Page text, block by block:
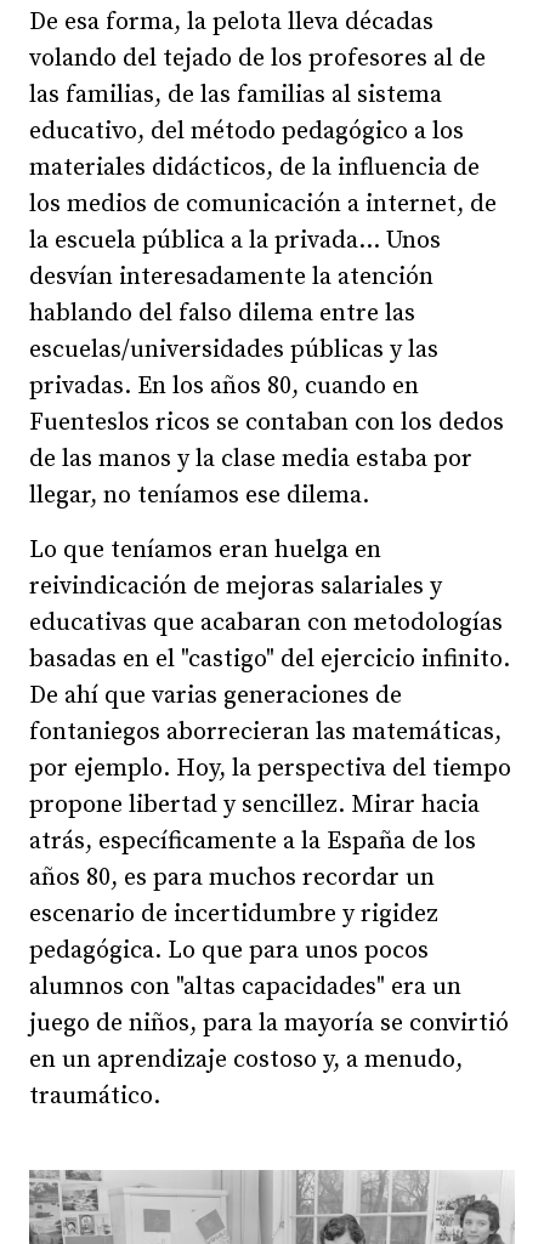
De esa forma, la pelota lleva décadas
volando del tejado de los profesores al de
las familias, de las familias al sistema
educativo, del método pedagógico a los
materiales didácticos, de la influencia de
los medios de comunicación a internet, de
la escuela pública a la privada… Unos
desvían interesadamente la atención
hablando del falso dilema entre las
escuelas/universidades públicas y las
privadas. En los años 80, cuando en
Fuenteslos ricos se contaban con los dedos
de las manos y la clase media estaba por
llegar, no teníamos ese dilema.
Lo que teníamos eran huelga en
reivindicación de mejoras salariales y
educativas que acabaran con metodologías
basadas en el "castigo" del ejercicio infinito.
De ahí que varias generaciones de
fontaniegos aborrecieran las matemáticas,
por ejemplo. Hoy, la perspectiva del tiempo
propone libertad y sencillez. Mirar hacia
atrás, específicamente a la España de los
años 80, es para muchos recordar un
escenario de incertidumbre y rigidez
pedagógica. Lo que para unos pocos
alumnos con "altas capacidades" era un
juego de niños, para la mayoría se convirtió
en un aprendizaje costoso y, a menudo,
traumático.